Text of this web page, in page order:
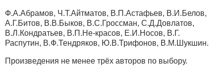
Ф.А.Абрамов, Ч.Т.Айтматов, В.П.Астафьев, В.И.Белов,
А.Г.Битов, В.В.Быков, В.С.Гроссман, С.Д.Довлатов,
В.Л.Кондратьев, В.П.Не-красов, Е.И.Носов, В.Г.
Распутин, В.Ф.Тендряков, Ю.В.Трифонов, В.М.Шукшин.
Произведения не менее трёх авторов по выбору.